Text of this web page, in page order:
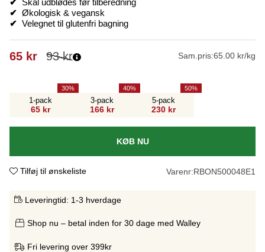
✔ Skal udblødes før tilberedning
✔ Økologisk & vegansk
✔ Velegnet til glutenfri bagning
93kr
65 kr Sam.pris:65.00 kr/kg
1-pack
65 kr
30
3-pack
166 kr
40
5-pack
230 kr
50
KØB NU
Tilføj til ønskeliste Varenr:RBON500048E1
Leveringtid: 1-3 hverdage
Shop nu – betal inden for 30 dage med Walley
Fri levering over 399kr